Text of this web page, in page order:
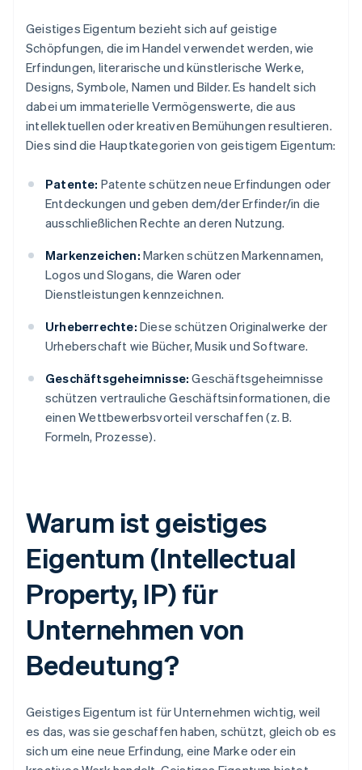
Geistiges Eigentum bezieht sich auf geistige
Schöpfungen, die im Handel verwendet werden, wie
Erfindungen, literarische und künstlerische Werke,
Designs, Symbole, Namen und Bilder. Es handelt sich
dabei um immaterielle Vermögenswerte, die aus
intellektuellen oder kreativen Bemühungen resultieren.
Dies sind die Hauptkategorien von geistigem Eigentum:
Patente: Patente schützen neue Erfindungen oder
Entdeckungen und geben dem/der Erfinder/in die
ausschließlichen Rechte an deren Nutzung.
Markenzeichen: Marken schützen Markennamen,
Logos und Slogans, die Waren oder
Dienstleistungen kennzeichnen.
Urheberrechte: Diese schützen Originalwerke der
Urheberschaft wie Bücher, Musik und Software.
Geschäftsgeheimnisse: Geschäftsgeheimnisse
schützen vertrauliche Geschäftsinformationen, die
einen Wettbewerbsvorteil verschaffen (z. B.
Formeln, Prozesse).
Warum ist geistiges
Eigentum (Intellectual
Property, IP) für
Unternehmen von
Bedeutung?
Geistiges Eigentum ist für Unternehmen wichtig, weil
es das, was sie geschaffen haben, schützt, gleich ob es
sich um eine neue Erfindung, eine Marke oder ein